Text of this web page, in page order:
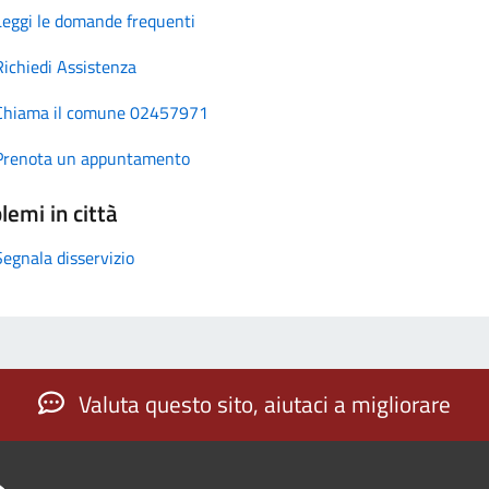
le domande frequenti
Assistenza
il comune 02457971
un appuntamento
in città
disservizio
Valuta questo sito, aiutaci a migliorare